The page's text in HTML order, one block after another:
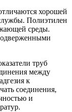
хорошей
Полиэтилен
среды.
труб
между
к
соединения,
и